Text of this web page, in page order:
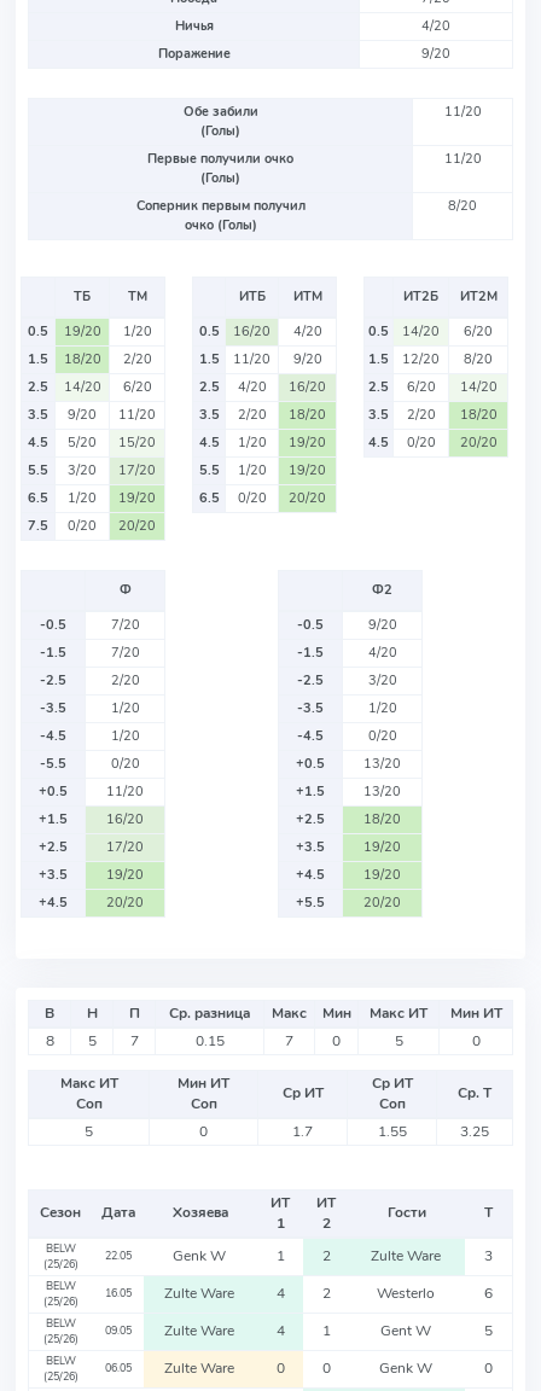
Ничья
4/20
Поражение
9/20
Обе забили
(Голы)
11/20
Первые получили очко
(Голы)
11/20
Соперник первым получил
очко (Голы)
8/20
ТБ
ТМ
0.5
19/20
1/20
1.5
18/20
2/20
2.5
14/20
6/20
3.5
9/20
11/20
4.5
5/20
15/20
5.5
3/20
17/20
6.5
1/20
19/20
7.5
0/20 20/20
ИТБ
ИТМ
0.5
16/20
4/20
1.5
11/20
9/20
2.5
4/20
16/20
3.5
2/20
18/20
4.5
1/20
19/20
5.5
1/20
19/20
6.5
0/20 20/20
ИТ2Б
ИТ2М
0.5
14/20
6/20
1.5
12/20
8/20
2.5
6/20
14/20
3.5
2/20
18/20
4.5
0/20 20/20
Ф
-0.5
7/20
-1.5
7/20
-2.5
2/20
-3.5
1/20
-4.5
1/20
-5.5
0/20
+0.5
11/20
+1.5
16/20
+2.5
17/20
+3.5
19/20
+4.5
20/20
Ф2
-0.5
9/20
-1.5
4/20
-2.5
3/20
-3.5
1/20
-4.5
0/20
+0.5
13/20
+1.5
13/20
+2.5
18/20
+3.5
19/20
+4.5
19/20
+5.5
20/20
В Н П Ср. разница Макс Мин Макс ИТ
Мин ИТ
8
5 7 0.15 7 0 5 0
Макс ИТ
Соп
Мин ИТ
Соп
Ср ИТ
Ср ИТ
Соп
Ср. Т
5
0 1.7 1.55 3.25
Сезон Дата Хозяева
ИТ
1
ИТ
2
Гости Т
BELW
(25/26)
22.05 Genk W 1 2 Zulte Ware 3
BELW
(25/26)
16.05 Zulte Ware 4 2 Westerlo 6
BELW
(25/26)
09.05 Zulte Ware 4 1 Gent W 5
BELW
(25/26)
06.05 Zulte Ware 0 0 Genk W 0